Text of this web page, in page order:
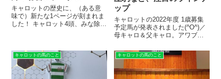
キャロットの歴史に、（ある意
味で）新たな1ページが刻まれま
した！ キャロット4頭、みな除
の所属馬が4頭 登録していまし
た。 ◆モントライゼ ◆グルーヴ
ィ...
ップ
キャロットの2022年度 1歳募集
予定馬が発表されました(^O^)／
母キャロ＆父キャロ。アワブラ
プ！ Our Bloodアワブラがキャロ
ットの真骨頂ですが、今年もた
くさん(^^♪ およそ半数、46頭ほ
どがアワ...
キャロットの馬のこと キャロットの馬のこと